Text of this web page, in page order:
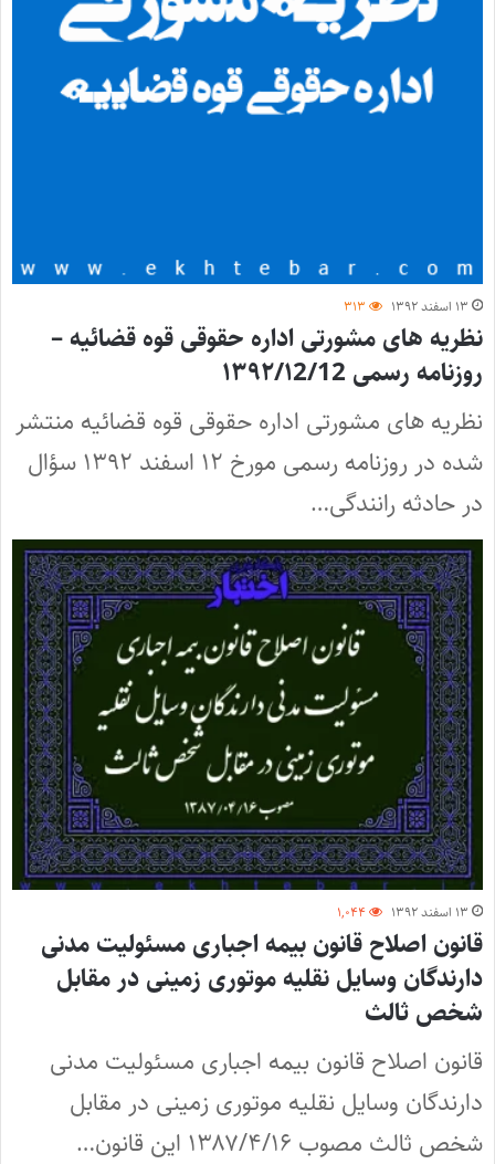
۱۳ اسفند ۱۳۹۲ ۳۱۳
نظریه های مشورتی اداره حقوقی قوه قضائیه –
روزنامه رسمی ۱۳۹۲/۱2/12
نظریه های مشورتی اداره حقوقی قوه قضائیه منتشر
شده در روزنامه رسمی مورخ ۱۲ اسفند ۱۳۹۲ سؤال
در حادثه رانندگی…
۱۳ اسفند ۱۳۹۲ ۱,۰۴۴
قانون اصلاح قانون بیمه اجباری مسئولیت مدنی
دارندگان وسایل نقلیه موتوری زمینی در مقابل
شخص ثالث
قانون اصلاح قانون بیمه اجباری مسئولیت مدنی
دارندگان وسایل نقلیه موتوری زمینی در مقابل
شخص ثالث مصوب ۱۳۸۷/۴/۱۶ این قانون…